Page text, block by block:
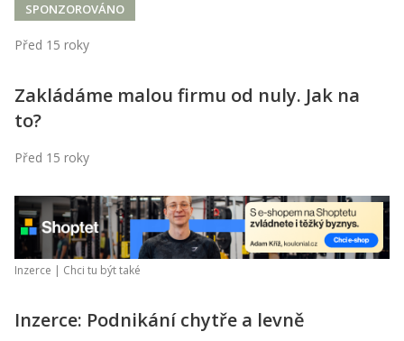
SPONZOROVÁNO
Před 15 roky
Zakládáme malou firmu od nuly. Jak na
to?
Před 15 roky
Inzerce | Chci tu být také
Inzerce: Podnikání chytře a levně